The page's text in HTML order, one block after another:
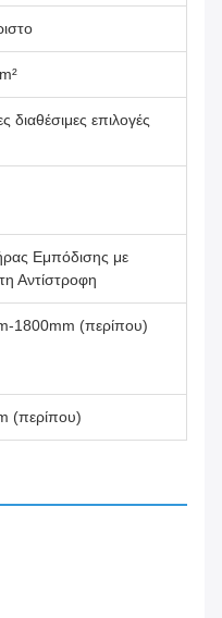
διαθέσιμες επιλογές
Εμπόδισης με
Αντίστροφη
1800mm (περίπου)
(περίπου)